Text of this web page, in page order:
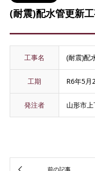
(耐震)配水管更新
工事名 (耐震)配
工期 R6年5月
発注者 山形市